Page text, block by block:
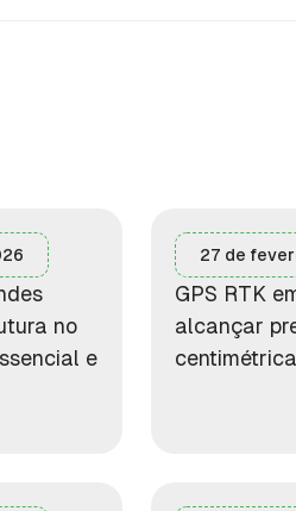
no
e
27 de
GPS RTK
alcançar